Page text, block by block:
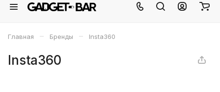
Главная – Бренды – Insta360
Insta360